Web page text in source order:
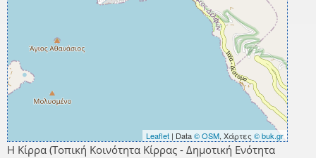
Leaflet | Data© OSM, Χάρτες © buk.gr
Η Κίρρα (Τοπική Κοινότητα Κίρρας - Δημοτική Ενότητα